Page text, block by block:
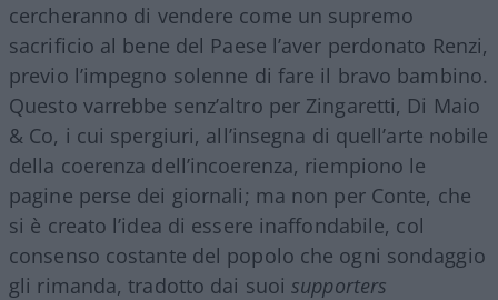
cercheranno di vendere come un supremo
sacrificio al bene del Paese l’aver perdonato Renzi,
previo l’impegno solenne di fare il bravo bambino.
Questo varrebbe senz’altro per Zingaretti, Di Maio
& Co, i cui spergiuri, all’insegna di quell’arte nobile
della coerenza dell’incoerenza, riempiono le
pagine perse dei giornali; ma non per Conte, che
si è creato l’idea di essere inaffondabile, col
consenso costante del popolo che ogni sondaggio
gli rimanda, tradotto dai suoisupporters